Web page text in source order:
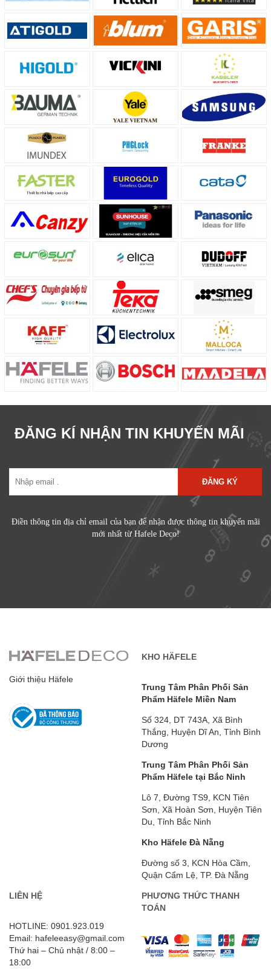
ĐĂNG KÍ NHẬN TIN KHUYẾN MÃI
ĐĂNG KÝ
Điền thông tin địa chỉ email của bạn để nhận được thông tin khuyến mãi
mới nhất từ Hafele Deco!
Giới thiệu Häfele
KHO HÄFELE
Trung Tâm Phân Phối Sản
Phẩm Häfele Miền Nam
Số 324, DT 743A, Xã Bình
Thắng, Huyện Dĩ An, Tỉnh Bình
Dương
Trung Tâm Phân Phối Sản
Phẩm Häfele tại Bắc Ninh
Lô 7, Đường TS9, KCN Tiên
Sơn, Xã Hoàn Sơn, Huyện Tiên
Du, Tỉnh Bắc Ninh
Kho Häfele Đà Nẵng
Đường số 3, KCN Hòa Cầm,
Quận Cẩm Lệ, TP. Đà Nẵng
LIÊN HỆ
HOTLINE: 0901.923.019
Email: hafeleeasy@gmail.com
Thứ hai – Chủ nhật / 8:00 –
18:00
PHƯƠNG THỨC THANH
TOÁN